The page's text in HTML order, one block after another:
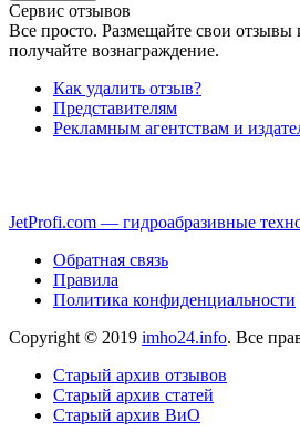
Сервис отзывов
Все просто. Размещайте свои
получайте вознаграждение.
Как удалить отзыв?
Представителям
Рекламным агентствам и
JetProfi.com — гидроабразивные
Обратная связь
Правила
Политика конфиденциальности
Copyright © 2019 imho24.info. Все
Старый архив отзывов
Старый архив статей
Старый архив ВиО